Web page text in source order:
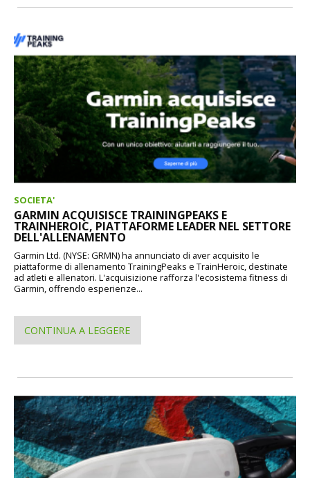
SOCIETA'
GARMIN ACQUISISCE TRAININGPEAKS E
TRAINHEROIC, PIATTAFORME LEADER NEL SETTORE
DELL'ALLENAMENTO
Garmin Ltd. (NYSE: GRMN) ha annunciato di aver acquisito le
piattaforme di allenamento TrainingPeaks e TrainHeroic, destinate
ad atleti e allenatori. L'acquisizione rafforza l'ecosistema fitness di
Garmin, offrendo esperienze...
CONTINUA A LEGGERE